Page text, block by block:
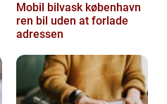
Mobil bilvask københavn
ren bil uden at forlade
adressen